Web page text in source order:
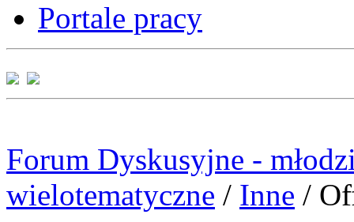
Portale pracy
Forum Dyskusyjne -
wielotematyczne / Inne /